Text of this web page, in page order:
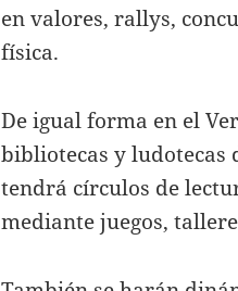
en valores, rallys,
física.
De igual forma en el
bibliotecas y ludotecas
tendrá círculos de
mediante juegos,